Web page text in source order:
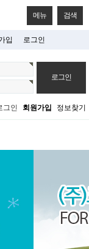
메뉴 검색
입 로그인
그인 회원가입 정보찾기